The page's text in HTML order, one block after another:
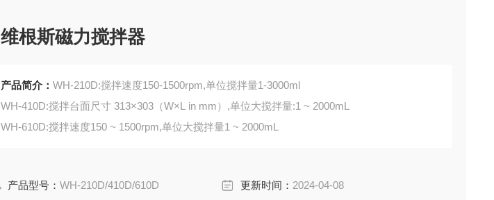
维根斯磁力搅拌器
产品简介：WH-210D:搅拌速度150-1500rpm,单位搅拌量1-3000ml
WH-410D:搅拌台面尺寸 313×303（W×L in mm）,单位大搅拌量:1 ~ 2000mL
WH-610D:搅拌速度150 ~ 1500rpm,单位大搅拌量1 ~ 2000mL
产品型号：WH-210D/410D/610D 更新时间： 2024-04-08